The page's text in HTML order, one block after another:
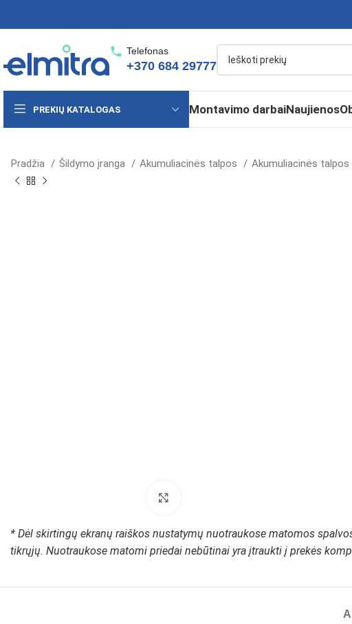
Telefonas
+370 684 29777
PREKIŲ KATALOGAS Montavimo darbaiNaujienos
Pradžia Šildymo įranga Akumuliacinės talpos Akumuliacinės
* Dėl skirtingų ekranų raiškos nustatymų nuotraukose matomos
tikrųjų. Nuotraukose matomi priedai nebūtinai yra įtraukti į prekės